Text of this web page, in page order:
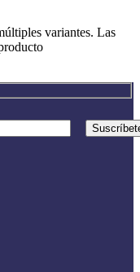
variantes. Las